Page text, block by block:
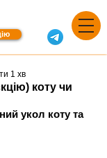
коту чи
1 хв
укол коту та